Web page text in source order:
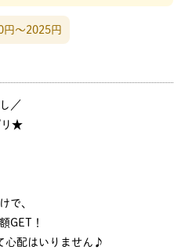
円〜2025円
／
リ★
で、
GET！
心配はいりません♪